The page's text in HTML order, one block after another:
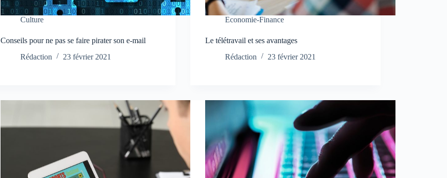
Culture
Conseils pour ne pas se faire pirater son e-mail
Rédaction
23 février 2021
Economie-Finance
Le télétravail et ses avantages
Rédaction
23 février 2021